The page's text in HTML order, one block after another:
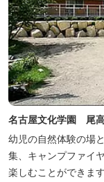
名古屋文化学園 尾
幼児の自然体験の場
集、キャンプファイ
楽しむことができます